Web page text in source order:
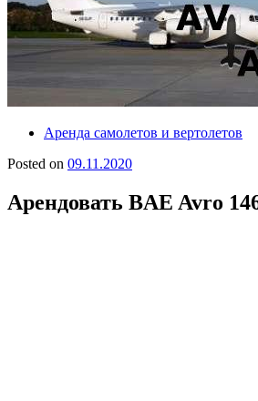
Аренда самолетов и вертолетов
Posted on 09.11.2020
Арендовать BAE Avro